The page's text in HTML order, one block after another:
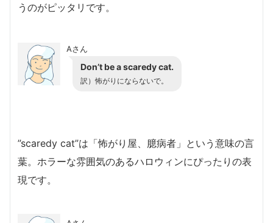
うのがピッタリです。
Aさん
Don’t be a scaredy cat.
訳）怖がりにならないで。
”scaredy cat”は「怖がり屋、臆病者」という意味の言
葉。ホラーな雰囲気のあるハロウィンにぴったりの表
現です。